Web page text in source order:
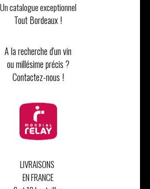
Un catalogue exceptionnel
Tout Bordeaux !
A la recherche d'un vin
ou millésime précis ?
Contactez-nous !
LIVRAISONS
EN FRANCE